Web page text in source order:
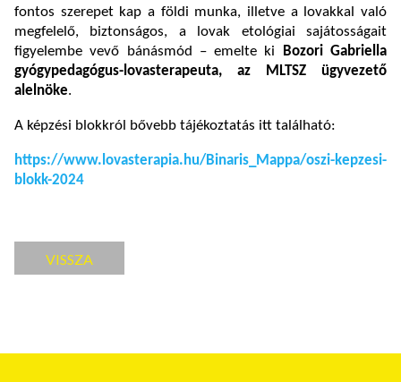
fontos szerepet kap a földi munka, illetve a lovakkal való
megfelelő, biztonságos, a lovak etológiai sajátosságait
figyelembe vevő bánásmód – emelte ki
Bozori Gabriella
gyógypedagógus-lovasterapeuta, az MLTSZ ügyvezető
alelnöke.
A képzési blokkról bővebb tájékoztatás itt található:
https://www.lovasterapia.hu/Binaris_Mappa/oszi-kepzesi-
blokk-2024
VISSZA